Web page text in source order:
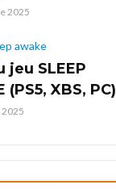
2025
jeu SLEEP
(PS5, XBS, PC)